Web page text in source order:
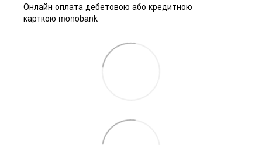
Онлайн оплата дебетовою або кредитною
карткою monobank